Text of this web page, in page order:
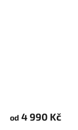
od 4 990 Kč